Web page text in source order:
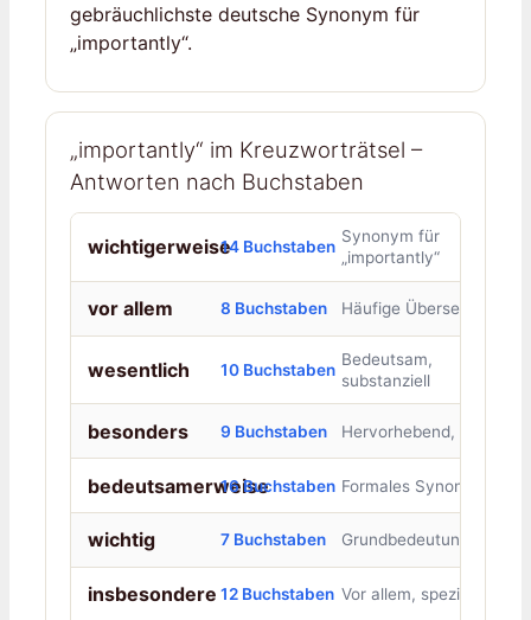
gebräuchlichste deutsche Synonym für
„importantly“.
„importantly“ im Kreuzworträtsel –
Antworten nach Buchstaben
wichtigerweise14 Buchstaben
Synonym für
„importantly“
vor allem 8 Buchstaben Häufige Übersetzung
wesentlich 10 Buchstaben
Bedeutsam,
substanziell
besonders 9 Buchstaben Hervorhebend, extra
bedeutsamerweise16 Buchstaben Formales Synonym
wichtig 7 Buchstaben Grundbedeutung
insbesondere 12 Buchstaben Vor allem, speziell